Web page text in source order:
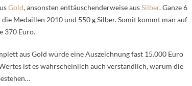
Gold, ansonsten enttäuschenderweise ausSilber. Ganze 6
Medaillen 2010 und 550 g Silber. Somit kommt man auf
370 Euro.
aus Gold würde eine Auszeichnung fast 15.000 Euro
ist es wahrscheinlich auch verständlich, warum die